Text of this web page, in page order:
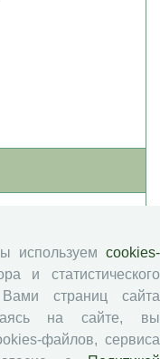
данных
используем cookies-
и статистического
страниц сайта
на сайте, вы
файлов, сервиса